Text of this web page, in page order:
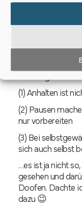
Gebremst.
Anderes
Learnings
(1) Anhalten ist
(2) Pausen
nur vorbereiten
(3) Bei
sich auch selbst
…es ist ja nicht
gesehen und
Doofen. Dachte
dazu 😉